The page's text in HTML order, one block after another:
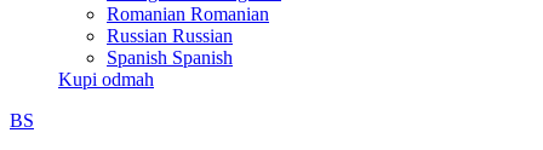
Romanian Romanian
Russian Russian
Spanish Spanish
Kupi odmah
BS